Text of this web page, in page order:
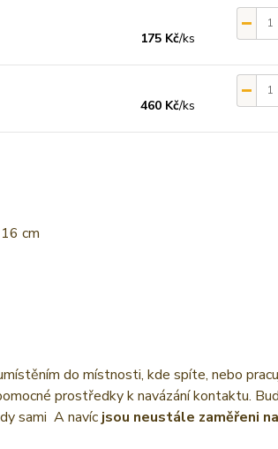
175 Kč/ks
460 Kč/ks
cm
do místnosti, kde spíte, nebo
prostředky k navázání kontaktu.
sami A navíc jsou neustále zaměřeni